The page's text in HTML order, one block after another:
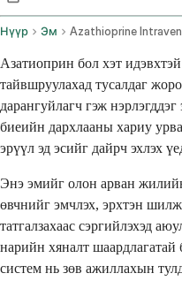
Нүүр Эм
Азатиоприн бол хэт
тайвшруулахад тусалдаг
дарангуйлагч гэж
биеийн дархлааны хариу
эрүүл эд эсийг дайрч эхлэх
Энэ эмийг олон арван
өвчнийг эмчлэх, эрхтэн
татгалзахаас сэргийлэхэд
нарийн хяналт
систем нь зөв ажиллахын